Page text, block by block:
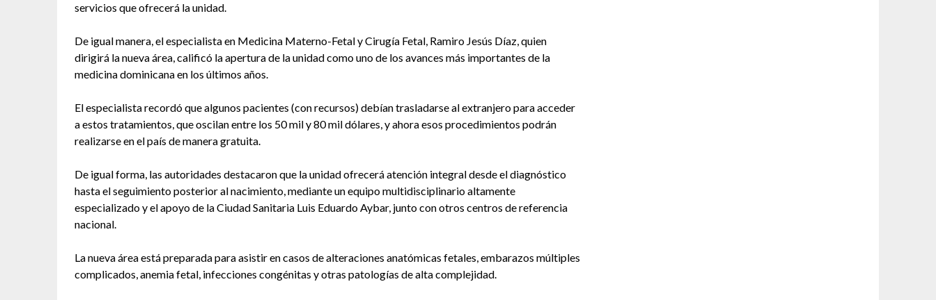
servicios que ofrecerá la unidad.
De igual manera, el especialista en Medicina Materno-Fetal y Cirugía Fetal, Ramiro Jesús Díaz, quien
dirigirá la nueva área, calificó la apertura de la unidad como uno de los avances más importantes de la
medicina dominicana en los últimos años.
El especialista recordó que algunos pacientes (con recursos) debían trasladarse al extranjero para acceder
a estos tratamientos, que oscilan entre los 50 mil y 80 mil dólares, y ahora esos procedimientos podrán
realizarse en el país de manera gratuita.
De igual forma, las autoridades destacaron que la unidad ofrecerá atención integral desde el diagnóstico
hasta el seguimiento posterior al nacimiento, mediante un equipo multidisciplinario altamente
especializado y el apoyo de la Ciudad Sanitaria Luis Eduardo Aybar, junto con otros centros de referencia
nacional.
La nueva área está preparada para asistir en casos de alteraciones anatómicas fetales, embarazos múltiples
complicados, anemia fetal, infecciones congénitas y otras patologías de alta complejidad.